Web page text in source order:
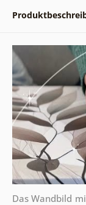
Das Wandbild